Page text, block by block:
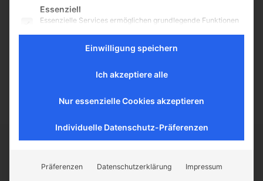
„Betthütermoral“ –
„Schlafzimmerkontrolle“ – nicht
mehr zeitgemäß – lebensfern und
rückschrittlich – all dies sind
CATHWALK.DE
Es folgt eine Liste der Service-Gruppen, für die eine
Essenziell
Essenzielle Services ermöglichen grundlegende Funktionen
Aufschluss darüber geben, wie unsere Besucher mit unserer
Externe Medien
werden standardmäßig blockiert. Wenn externe Services
Einwilligung speichern
Ich akzeptiere alle
Nur essenzielle Cookies akzeptieren
Individuelle Datenschutz-Präferenzen
Präferenzen Datenschutzerklärung Impressum